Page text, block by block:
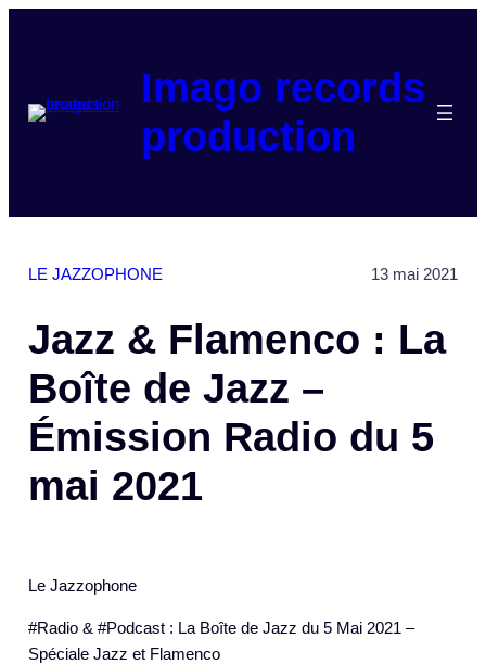
Imago records
production
LE JAZZOPHONE 13 mai 2021
Jazz & Flamenco : La
Boîte de Jazz –
Émission Radio du 5
mai 2021
Le Jazzophone
#Radio & #Podcast : La Boîte de Jazz du 5 Mai 2021 –
Spéciale Jazz et Flamenco